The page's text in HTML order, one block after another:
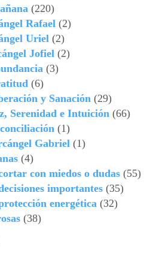
(220)
Rafael (2)
Uriel (2)
Jofiel (2)
(3)
(6)
y Sanación (29)
Serenidad e Intuición (66)
(1)
Gabriel (1)
(4)
con miedos o dudas (55)
importantes (35)
energética (32)
(38)